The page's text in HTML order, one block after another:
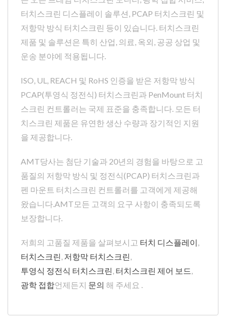
터치스크린 디스플레이 솔루션, PCAP 터치스크린 및
저항막 방식 터치스크린 등이 있습니다. 터치스크린
제품 및 솔루션은 특히 산업, 의료, 옥외, 공공 상업 및
운송 분야에 적용됩니다.
ISO, UL, REACH 및 RoHS 인증을 받은 저항막 방식
PCAP(투영식 정전식) 터치스크린과 PenMount 터치
스크린 컨트롤러는 국제 표준을 충족합니다. 모든 터
치스크린 제품은 유연한 생산 수량과 장기적인 지원
을 제공합니다.
AMT당사는 첨단 기술과 20년의 경험을 바탕으로 고
품질의 저항막 방식 및 정전식(PCAP) 터치스크린과
펜 마운트 터치스크린 컨트롤러를 고객에게 제공해
왔습니다.AMT모든 고객의 요구 사항이 충족되도록
보장합니다.
저희의 고품질 제품을 살펴보시고 터치 디스플레이,
터치스크린, 저항막 터치스크린,
투영식 정전식 터치스크린, 터치스크린 제어 보드,
광학 접합언제든지 문의 해 주세요 .